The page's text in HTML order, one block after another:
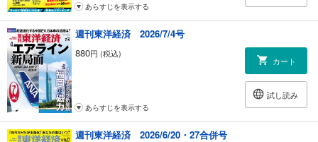
あらすじを表示する
週刊東洋経済 2026/7/4号
880円 (税込)
カート
試し読み
あらすじを表示する
週刊東洋経済 2026/6/20・27合併号